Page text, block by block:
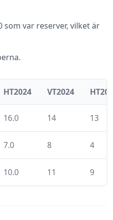
som var reserver, vilket är
HT2024 VT2024 HT2023
16.0 14 13
7.0 8 4
10.0 11 9